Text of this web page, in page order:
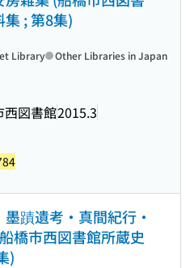
; 第8集)
西図書館2015.3
Library Other Libraries in Japan
蹟遺考・真間紀行・
橋市西図書館所蔵史
)